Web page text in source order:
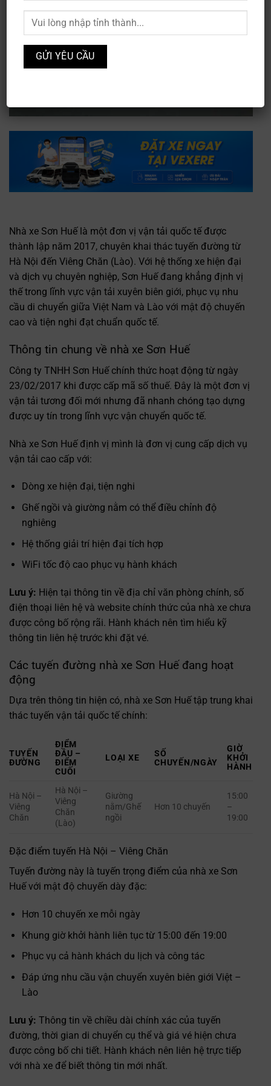
Nhà xe Sơn Huế là một đơn vị vận tải quốc tế được
thành lập năm 2017, chuyên khai thác tuyến đường từ
Hà Nội đến Viêng Chăn (Lào). Với hệ thống xe hiện đại
và dịch vụ chuyên nghiệp, Sơn Huế đang khẳng định vị
thế trong lĩnh vực vận tải xuyên biên giới, phục vụ nhu
cầu di chuyển giữa Việt Nam và Lào với mật độ chuyến
cao và tiện nghi đạt chuẩn quốc tế.
Thông tin chung về nhà xe Sơn Huế
Công ty TNHH Sơn Huế chính thức hoạt động từ ngày
23/02/2017 khi được cấp mã số thuế. Đây là một đơn vị
vận tải tương đối mới nhưng đã nhanh chóng tạo dựng
được uy tín trong lĩnh vực vận chuyển quốc tế.
Nhà xe Sơn Huế định vị mình là đơn vị cung cấp dịch vụ
vận tải cao cấp với:
Dòng xe hiện đại, tiện nghi
Ghế ngồi và giường nằm có thể điều chỉnh độ
nghiêng
Hệ thống giải trí hiện đại tích hợp
WiFi tốc độ cao phục vụ hành khách
Lưu ý: Hiện tại thông tin về địa chỉ văn phòng chính, số
điện thoại liên hệ và website chính thức của nhà xe chưa
được công bố rộng rãi. Hành khách nên tìm hiểu kỹ
thông tin liên hệ trước khi đặt vé.
Các tuyến đường nhà xe Sơn Huế đang hoạt
động
Dựa trên thông tin hiện có, nhà xe Sơn Huế tập trung khai
thác tuyến vận tải quốc tế chính:
TUYẾN
ĐƯỜNG
ĐIỂM
ĐẦU –
ĐIỂM
CUỐI
LOẠI XE
SỐ
CHUYẾN/NGÀY
GIỜ
KHỞI
HÀNH
Hà Nội –
Viêng
Chăn
Hà Nội –
Viêng
Chăn
(Lào)
Giường
nằm/Ghế
ngồi
Hơn 10 chuyến
15:00
–
19:00
Đặc điểm tuyến Hà Nội – Viêng Chăn
Tuyến đường này là tuyến trọng điểm của nhà xe Sơn
Huế với mật độ chuyến dày đặc:
Hơn 10 chuyến xe mỗi ngày
Khung giờ khởi hành liên tục từ 15:00 đến 19:00
Phục vụ cả hành khách du lịch và công tác
Đáp ứng nhu cầu vận chuyển xuyên biên giới Việt –
Lào
Lưu ý: Thông tin về chiều dài chính xác của tuyến
đường, thời gian di chuyển cụ thể và giá vé hiện chưa
được công bố chi tiết. Hành khách nên liên hệ trực tiếp
với nhà xe để biết thông tin mới nhất.